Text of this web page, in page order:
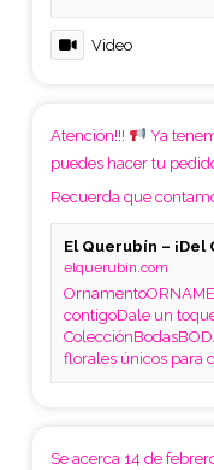
Video
Atención!!! Ya
puedes hacer tu
Recuerda que
El Querubín –
elquerubin.com
contigoDale un
florales únicos para
Se acerca 14 de